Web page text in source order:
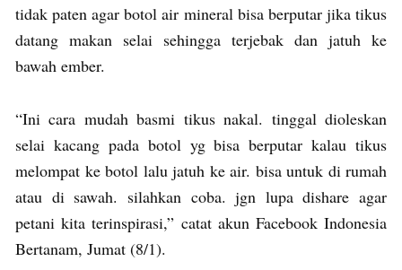
tidak paten agar botol air mineral bisa berputar jika tikus
datang makan selai sehingga terjebak dan jatuh ke
bawah ember.
“Ini cara mudah basmi tikus nakal. tinggal dioleskan
selai kacang pada botol yg bisa berputar kalau tikus
melompat ke botol lalu jatuh ke air. bisa untuk di rumah
atau di sawah. silahkan coba. jgn lupa dishare agar
petani kita terinspirasi,” catat akun Facebook Indonesia
Bertanam, Jumat (8/1).